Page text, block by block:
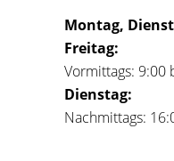
Montag,
Freitag:
Vormittags: 9:00
Dienstag:
Nachmittags: